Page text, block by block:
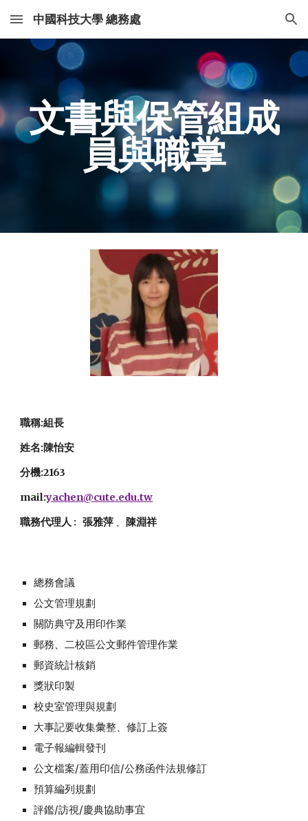
Skip to main content Skip to navigation
中國科技大學 總務處
文書與保管組成
員與職掌
職稱:組長
姓名:陳怡安
分機:2163
mail:yachen@cute.edu.tw
職務代理人 : 張雅萍 、 陳淵祥
總務會議
公文管理規劃
關防典守及用印作業
郵務、二校區公文郵件管理作業
郵資統計核銷
獎狀印製
校史室管理與規劃
大事記要收集彙整、修訂上簽
電子報編輯發刊
公文檔案/蓋用印信/公務函件法規修訂
預算編列規劃
評鑑/訪視/慶典協助事宜